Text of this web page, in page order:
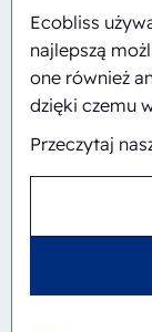
Ecobliss
najlepszą
one również
dzięki czemu
Przeczytaj